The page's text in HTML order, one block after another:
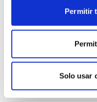
Permitir
Solo usar